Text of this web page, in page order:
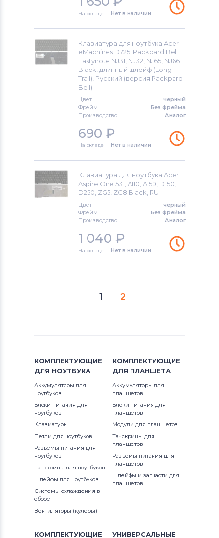
На складе Нет в наличии
Клавиатура для ноутбука Acer
eMachines D725, Packpard Bell
Eastynote NJ31, NJ32, NJ65, NJ66
Black, длинный шлейф (Long
Trail), Русский (версия Packpard
Bell)
Цвет
черный
Фрейм
Без фрейма
Производство
Аналог
690 ₽
На складе Нет в наличии
Клавиатура для ноутбука Acer
Aspire One 531, A110, A150, D150,
D250, ZG5, ZG8 Black, RU
Цвет
черный
Фрейм
Без фрейма
Производство
Аналог
1 040 ₽
На складе Нет в наличии
1 2
КОМПЛЕКТУЮЩИЕ
ДЛЯ НОУТБУКА
Аккумуляторы для
ноутбуков
Блоки питания для
ноутбуков
Клавиатуры
Петли для ноутбуков
Разъемы питания для
ноутбуков
Тачскрины для ноутбуков
Шлейфы для ноутбуков
Системы охлаждения в
сборе
Вентиляторы (кулеры)
КОМПЛЕКТУЮЩИЕ
ДЛЯ ПЛАНШЕТА
Аккумуляторы для
планшетов
Блоки питания для
планшетов
Модули для планшетов
Тачскрины для
планшетов
Разъемы питания для
планшетов
Шлейфы и запчасти для
планшетов
КОМПЛЕКТУЮЩИЕ
УНИВЕРСАЛЬНЫЕ